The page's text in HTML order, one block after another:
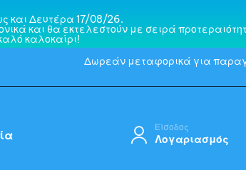
και Δευτέρα 17/08/26.
και θα εκτελεστούν με σειρά
καλοκαίρι!
Δωρεάν μεταφορικά για
Είσοδος
Λογαριασμός